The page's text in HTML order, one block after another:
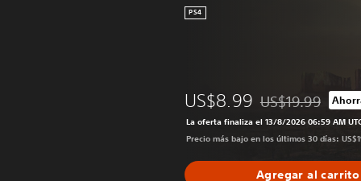
PS4
US$8.99 Rebajado del
US$19.99
La oferta finaliza el 13/8/2026 06:59 AM
Precio más bajo en los últimos 30 días:
Agregar al carrito